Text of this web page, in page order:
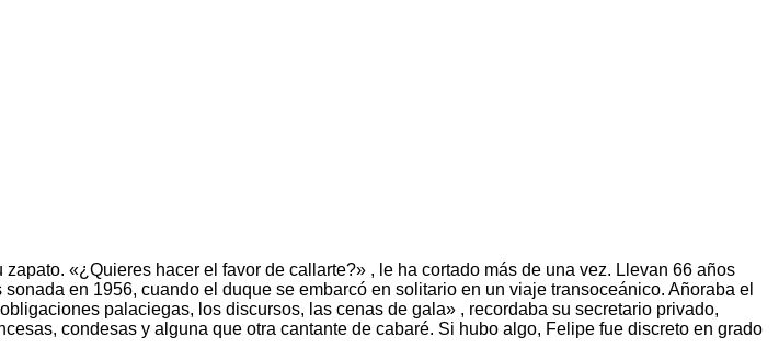
«¿Quieres hacer el favor de callarte?» , le ha cortado más de una vez. Llevan 66 años
en 1956, cuando el duque se embarcó en solitario en un viaje transoceánico. Añoraba el
palaciegas, los discursos, las cenas de gala» , recordaba su secretario privado,
condesas y alguna que otra cantante de cabaré. Si hubo algo, Felipe fue discreto en grado